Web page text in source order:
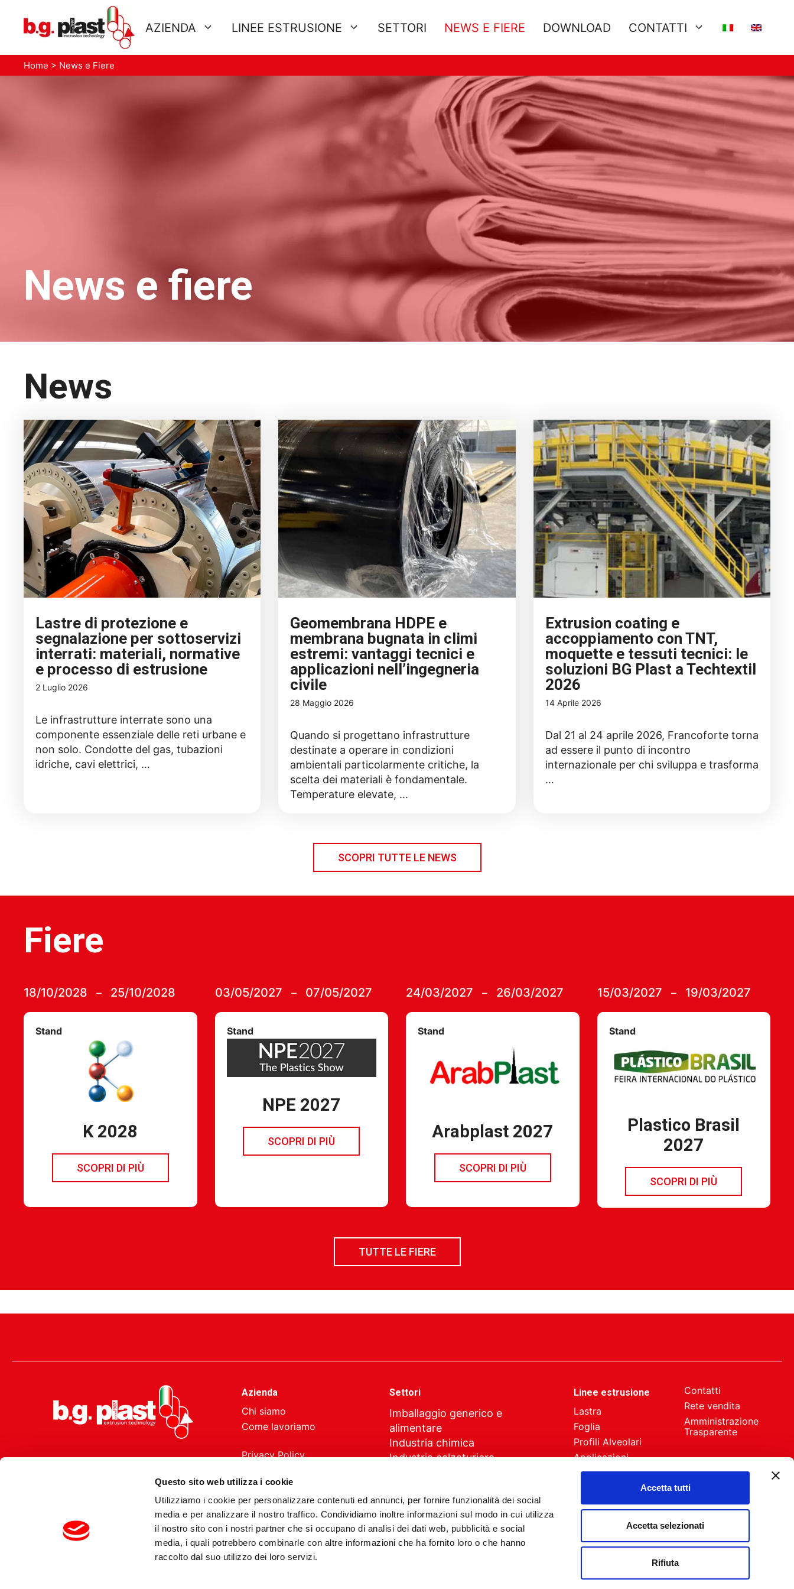
Questo sito web utilizza i cookie
Utilizziamo i cookie per personalizzare contenuti ed annunci, per fornire funzionalità dei social
media e per analizzare il nostro traffico. Condividiamo inoltre informazioni sul modo in cui utilizza
il nostro sito con i nostri partner che si occupano di analisi dei dati web, pubblicità e social
media, i quali potrebbero combinarle con altre informazioni che ha fornito loro o che hanno
raccolto dal suo utilizzo dei loro servizi.
Accetta tutti
Accetta selezionati
Rifiuta
contenuto
AZIENDA LINEE ESTRUSIONE SETTORI NEWS E FIERE DOWNLOAD CONTATTI
Home > News e Fiere
News e fiere
News
Lastre di protezione e
segnalazione per sottoservizi
interrati: materiali, normative
e processo di estrusione
2 Luglio 2026
Le infrastrutture interrate sono una
componente essenziale delle reti urbane e
non solo. Condotte del gas, tubazioni
idriche, cavi elettrici, …
Geomembrana HDPE e
membrana bugnata in climi
estremi: vantaggi tecnici e
applicazioni nell’ingegneria
civile
28 Maggio 2026
Quando si progettano infrastrutture
destinate a operare in condizioni
ambientali particolarmente critiche, la
scelta dei materiali è fondamentale.
Temperature elevate, …
Extrusion coating e
accoppiamento con TNT,
moquette e tessuti tecnici: le
soluzioni BG Plast a Techtextil
2026
14 Aprile 2026
Dal 21 al 24 aprile 2026, Francoforte torna
ad essere il punto di incontro
internazionale per chi sviluppa e trasforma
…
SCOPRI TUTTE LE NEWS
Fiere
18/10/2028 – 25/10/2028
Stand
K 2028
SCOPRI DI PIÙ
03/05/2027 – 07/05/2027
Stand
NPE 2027
SCOPRI DI PIÙ
24/03/2027 – 26/03/2027
Stand
Arabplast 2027
SCOPRI DI PIÙ
15/03/2027 – 19/03/2027
Stand
Plastico Brasil
2027
SCOPRI DI PIÙ
TUTTE LE FIERE
Azienda
Chi siamo
Come lavoriamo
Privacy Policy
Settori
Imballaggio generico e
alimentare
Industria chimica
Industria calzaturiera
Elettrodomestici
Costruzioni civili ed industriali
Coperture civili e serre
Medicale
Linee estrusione
Lastra
Foglia
Profili Alveolari
Applicazioni
Contatti
Rete vendita
Amministrazione
Trasparente